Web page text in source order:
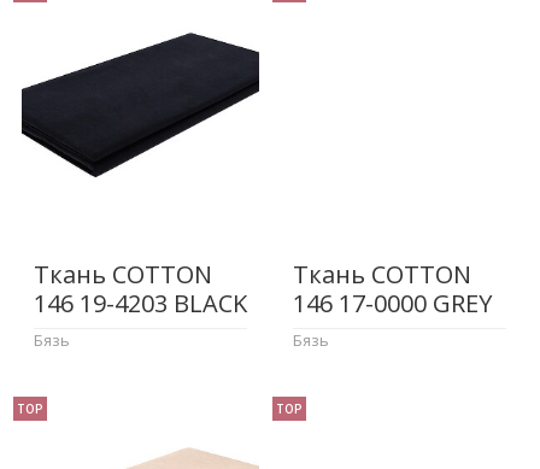
Ткань COTTON
146 19-4203 BLACK
Бязь
Ткань COTTON
146 17-0000 GREY
Бязь
TOP TOP